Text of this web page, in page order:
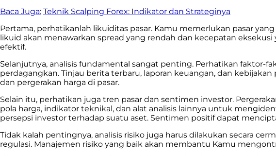
Baca Juga: Teknik Scalping Forex: Indikator dan Strateginya
Pertama, perhatikanlah likuiditas pasar. Kamu memerlukan pasar
likuid akan menawarkan spread yang rendah dan kecepatan
efektif.
Selanjutnya, analisis fundamental sangat penting. Perhatikan faktor-
perdagangkan. Tinjau berita terbaru, laporan keuangan, dan
dan pergerakan harga di pasar.
Selain itu, perhatikan juga tren pasar dan sentimen investor.
pola harga, indikator teknikal, dan alat analisis lainnya untuk
persepsi investor terhadap suatu aset. Sentimen positif dapat
Tidak kalah pentingnya, analisis risiko juga harus dilakukan secara
regulasi. Manajemen risiko yang baik akan membantu Kamu